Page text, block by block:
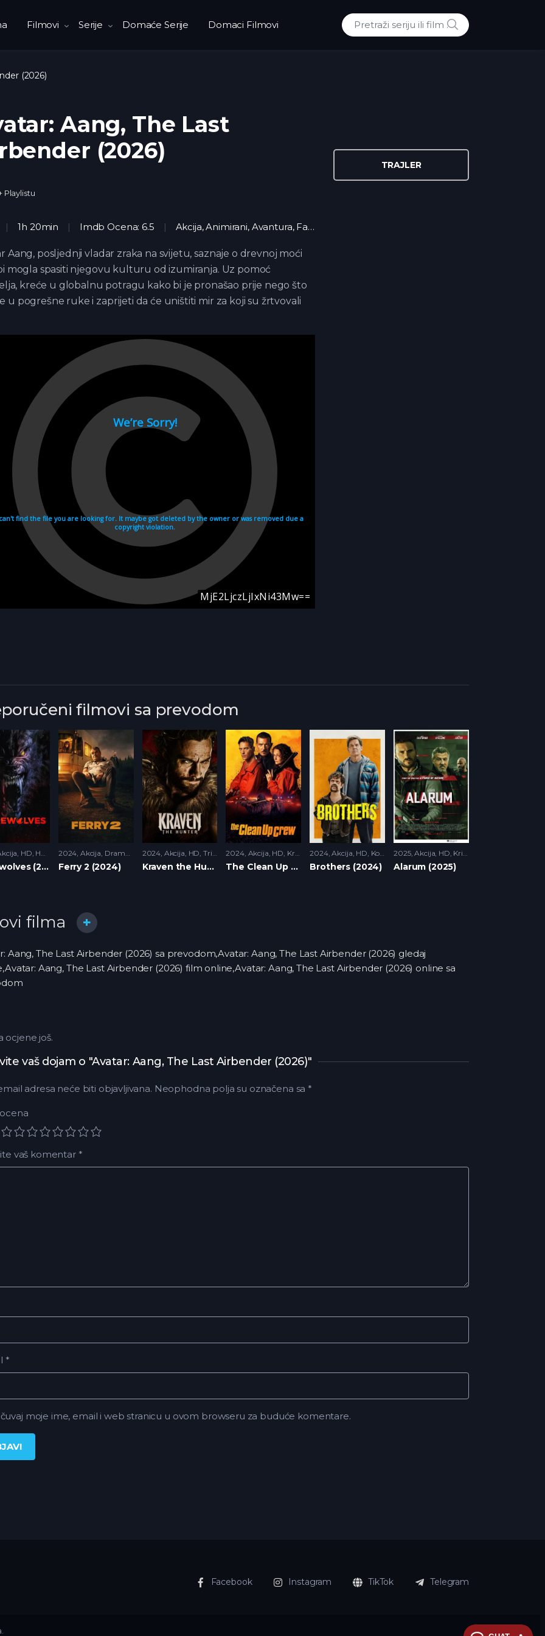
Filmovi Serije Domaće Serije Domaci Filmovi
Traži:
POTRAZI
(2026)
TRAJLER
Aang, The Last
(2026)
Playlistu
1h 20min Imdb Ocena: 6.5 Akcija,Animirani, Avantura, Fantazija
Aang, posljednji vladar zraka na svijetu, saznaje o drevnoj moći
mogla spasiti njegovu kulturu od izumiranja. Uz pomoć
kreće u globalnu potragu kako bi je pronašao prije nego što
u pogrešne ruke i zaprijeti da će uništiti mir za koji su žrtvovali
filmovi sa prevodom
HD Horor ,Triler
Werewolves (2024)
2024 Akcija Drama HD,Krimi,Triler
Ferry 2 (2024)
2024 Akcija HD Triler
Kraven the Hunter (2024)
2024 Akcija HD Krimi Triler
The Clean Up Crew (2024)
2024 Akcija HD Komedija ,Krimi
Brothers (2024)
2025 Akcija HD Krimi
Alarum (2025)
filma
Aang, The Last Airbender (2026) sa prevodom,Avatar: Aang, The Last Airbender (2026) gledaj
Aang, The Last Airbender (2026) film online,Avatar: Aang, The Last Airbender (2026) online sa
vaš dojam o "Avatar: Aang, The Last Airbender (2026)"
adresa neće biti objavljivana. Neophodna polja su označena sa *
vaš komentar *
*
moje ime, email i web stranicu u ovom browseru za buduće komentare.
ocjene još.
Facebook Instagram TikTok Telegram